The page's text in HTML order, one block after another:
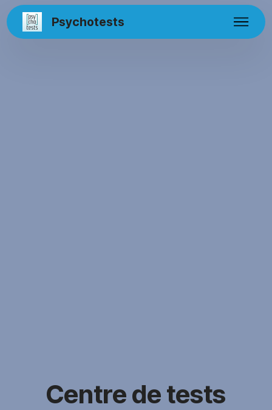
Psychotests
Centre de tests